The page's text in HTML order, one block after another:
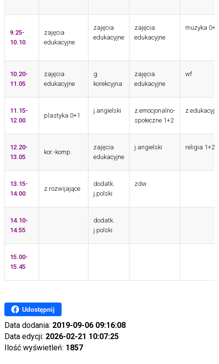
9.25-
10.10
zajęcia
edukacyjne
zajęcia
edukacyjne
zajęcia
edukacyjne
muzyka 0+1
10.20-
11.05
zajęcia
edukacyjne
g.
korekcyjna
zajęcia
edukacyjne
wf
11.15-
12.00
plastyka 0+1
j.angielski
z.emocjonalno-
społeczne 1+2
12.20-
13.05
kor.-komp.
zajęcia
edukacyjne
j.angielski religia 1+2
13.15-
14.00
z.rozwijające
dodatk.
j.polski
zdw
14.10-
14.55
dodatk.
j.polski
15.00-
15.45
Udostępnij
Data dodania: 2019-09-06 09:16:08
Data edycji: 2026-02-21 10:07:25
Ilość wyświetleń: 1857